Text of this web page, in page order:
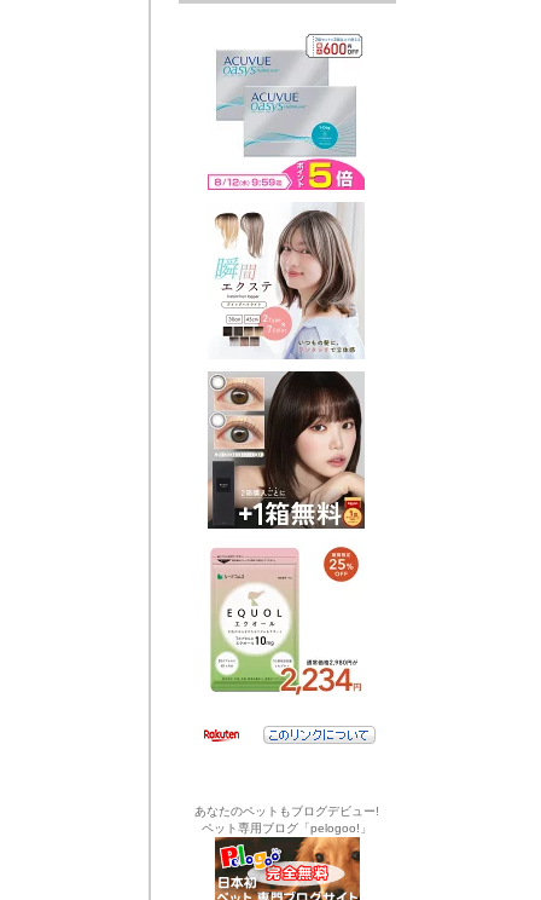
あなたのペットもブログデビュー!
ペット専用ブログ「pelogoo!」